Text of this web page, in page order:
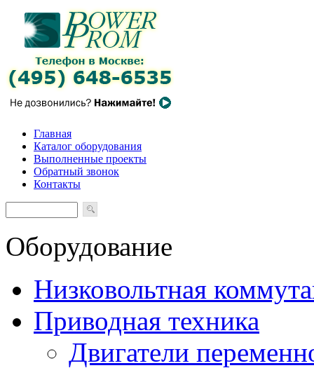
Главная
Каталог оборудования
Выполненные проекты
Обратный звонок
Контакты
Оборудование
Низковольтная
Приводная техника
Двигатели